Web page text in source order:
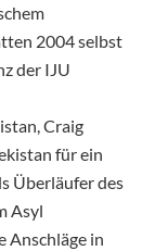
2004 selbst
der IJU
Craig
für ein
Überläufer des
Asyl
Anschläge in